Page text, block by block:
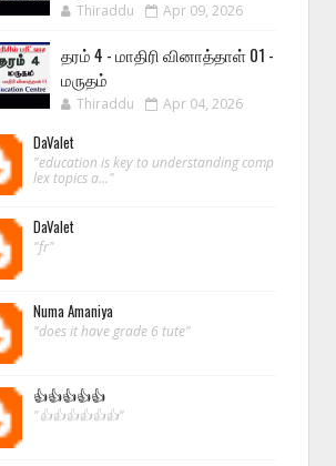
Thiraddu Apr 09, 2026
தரம் 4 - மாதிரி வினாத்தாள் 01 -
மருதம்
Thiraddu Apr 04, 2026
DaValet
"education is key to understanding comp
lex topics a..."
DaValet
"fr"
Numa Amaniya
"does it have grade 6 tute"
👍👍👍👍👍
"👍👍👍👍👍👍"